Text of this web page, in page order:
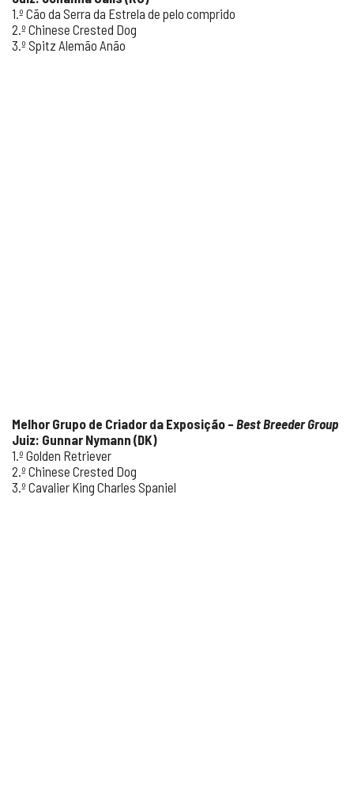
1.º Cão da Serra da Estrela de pelo comprido
2.º Chinese Crested Dog
3.º Spitz Alemão Anão
Melhor Grupo de Criador da Exposição – Best Breeder Group
Juiz: Gunnar Nymann (DK)
1.º Golden Retriever
2.º Chinese Crested Dog
3.º Cavalier King Charles Spaniel